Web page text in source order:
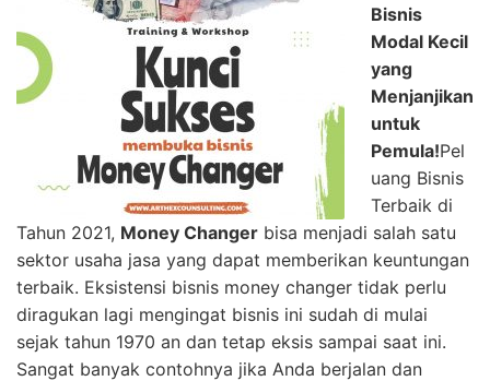
Bisnis
Modal Kecil
yang
Menjanjikan
untuk
Pemula!Pel
uang Bisnis
Terbaik di
Tahun 2021, Money Changer bisa menjadi salah satu
sektor usaha jasa yang dapat memberikan keuntungan
terbaik. Eksistensi bisnis money changer tidak perlu
diragukan lagi mengingat bisnis ini sudah di mulai
sejak tahun 1970 an dan tetap eksis sampai saat ini.
Sangat banyak contohnya jika Anda berjalan dan